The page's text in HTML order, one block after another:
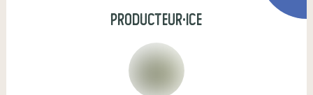
producteur·ice